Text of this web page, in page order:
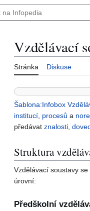
soustavy
Vzdělávací
Stránka Diskuse
Šablona:Infobox
institucí procesů a
předávat znalosti
Struktura
Vzdělávací soustavy
úrovní:
Předškolní